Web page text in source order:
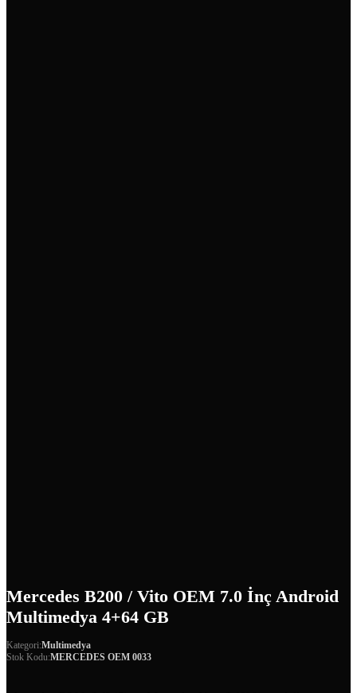
Mercedes B200 / Vito OEM 7.0 İnç Android
Multimedya 4+64 GB
Kategori:Multimedya
Stok Kodu:MERCEDES OEM 0033